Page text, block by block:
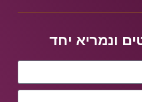
ונמריא יחד